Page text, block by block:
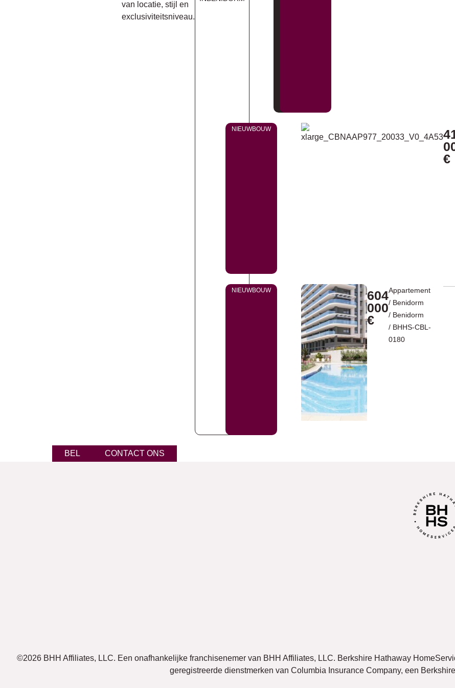
van locatie, stijl en
exclusiviteitsniveau.
NIEUWBOUW
€
NIEUWBOUW
604
000
€
Appartement
/ Benidorm
/ Benidorm
/ BHHS-CBL-
0180
BEL CONTACT ONS
©2026 BHH Affiliates, LLC. Een onafhankelijke franchisenemer van BHH Affiliates, LLC. Berkshire Hathaway
geregistreerde dienstmerken van Columbia Insurance Company, een